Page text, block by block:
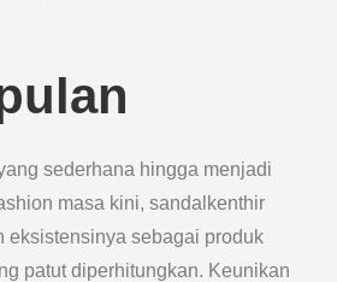
sederhana hingga menjadi
masa kini, sandalkenthir
eksistensinya sebagai produk
patut diperhitungkan. Keunikan